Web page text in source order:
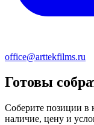
office@arttekfilms.ru
Готовы
Соберите позиции в
наличие, цену и